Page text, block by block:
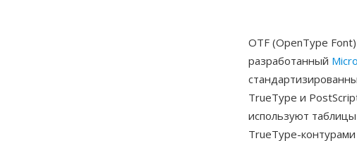
OTF (OpenType
разработанный
TrueType и
используют таблицы
TrueType-